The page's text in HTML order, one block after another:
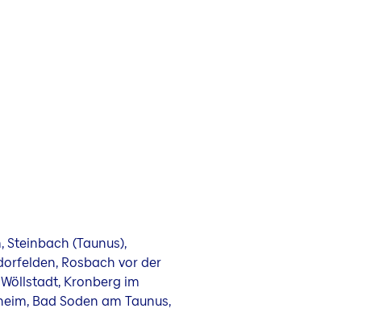
Steinbach (Taunus),
Rosbach vor der
Kronberg im
Bad Soden am Taunus,